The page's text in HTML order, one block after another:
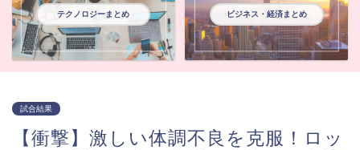
テクノロジーまとめ ビジネス・経済まとめ
試合結果
【衝撃】激しい体調不良を克服！ロッ